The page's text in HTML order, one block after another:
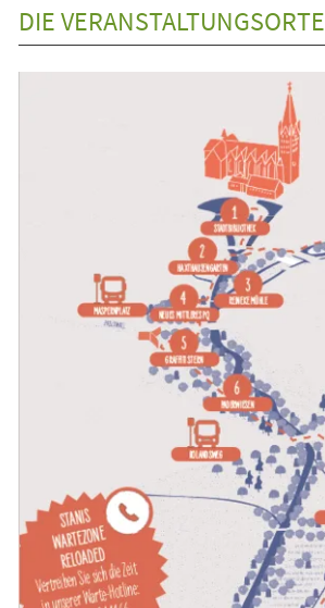
DIE VERANSTALTUNGSORTE